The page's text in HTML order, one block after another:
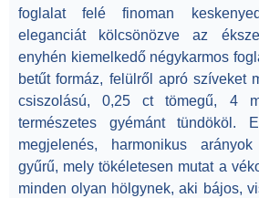
foglalat felé finoman
eleganciát kölcsönözve az
enyhén kiemelkedő négykarmos
betűt formáz, felülről apró szíveket
csiszolású, 0,25 ct tömegű, 4
természetes gyémánt tündököl.
megjelenés, harmonikus
gyűrű, mely tökéletesen mutat a
minden olyan hölgynek, aki bájos,